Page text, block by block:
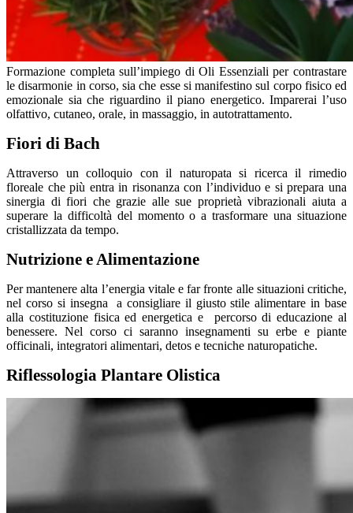
Formazione completa sull’impiego di Oli Essenziali per contrastare
le disarmonie in corso, sia che esse si manifestino sul corpo fisico ed
emozionale sia che riguardino il piano energetico. Imparerai l’uso
olfattivo, cutaneo, orale, in massaggio, in autotrattamento.
Fiori di Bach
Attraverso un colloquio con il naturopata si ricerca il rimedio
floreale che più entra in risonanza con l’individuo e si prepara una
sinergia di fiori che grazie alle sue proprietà vibrazionali aiuta a
superare la difficoltà del momento o a trasformare una situazione
cristallizzata da tempo.
Nutrizione e Alimentazione
Per mantenere alta l’energia vitale e far fronte alle situazioni critiche,
nel corso si insegna a consigliare il giusto stile alimentare in base
alla costituzione fisica ed energetica e percorso di educazione al
benessere. Nel corso ci saranno insegnamenti su erbe e piante
officinali, integratori alimentari, detos e tecniche naturopatiche.
Riflessologia Plantare Olistica